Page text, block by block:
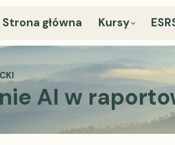
Strona główna Kursy
AI w